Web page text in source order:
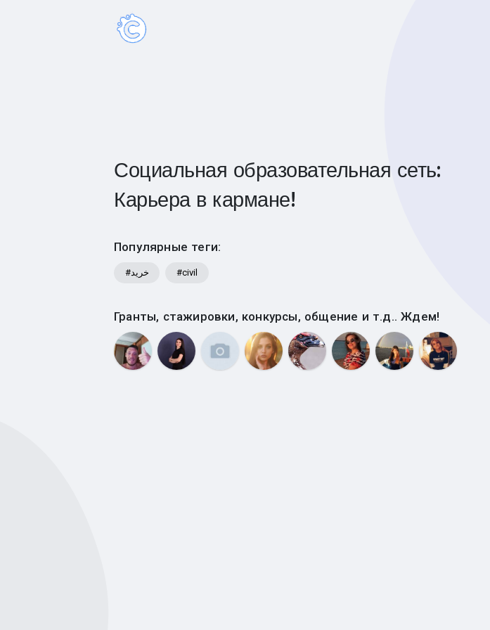
Социальная образовательная сеть:
Карьера в кармане!
Популярные теги:
#خرید #civil
Гранты, стажировки, конкурсы, общение и т.д.. Ждем!